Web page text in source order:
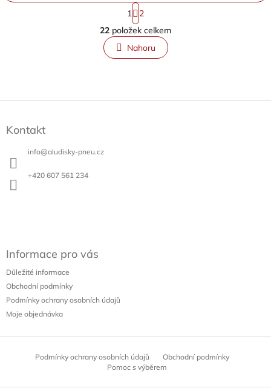
O
v
l
á
í
S
t
r
á
n
k
n
1
2
22 položek celkem
Nahoru
Kontakt
info@aludisky-pneu.cz
+420 607 561 234
Informace pro vás
Důležité informace
Obchodní podmínky
Podmínky ochrany osobních údajů
Moje objednávka
Podmínky ochrany osobních údajů
Obchodní podmínky
Pomoc s výběrem